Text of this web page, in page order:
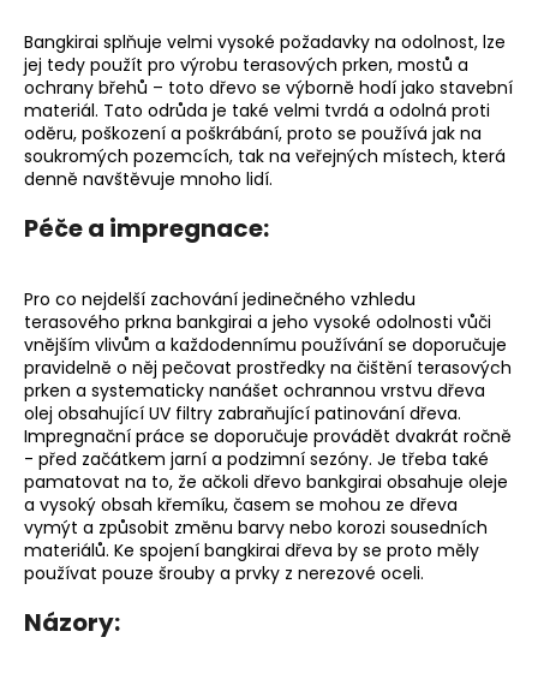
Bangkirai splňuje velmi vysoké požadavky na odolnost, lze
jej tedy použít pro výrobu terasových prken, mostů a
ochrany břehů – toto dřevo se výborně hodí jako stavební
materiál. Tato odrůda je také velmi tvrdá a odolná proti
oděru, poškození a poškrábání, proto se používá jak na
soukromých pozemcích, tak na veřejných místech, která
denně navštěvuje mnoho lidí.
Péče a impregnace:
Pro co nejdelší zachování jedinečného vzhledu
terasového prkna bankgirai a jeho vysoké odolnosti vůči
vnějším vlivům a každodennímu používání se doporučuje
pravidelně o něj pečovat prostředky na čištění terasových
prken a systematicky nanášet ochrannou vrstvu dřeva
olej obsahující UV filtry zabraňující patinování dřeva.
Impregnační práce se doporučuje provádět dvakrát ročně
- před začátkem jarní a podzimní sezóny. Je třeba také
pamatovat na to, že ačkoli dřevo bankgirai obsahuje oleje
a vysoký obsah křemíku, časem se mohou ze dřeva
vymýt a způsobit změnu barvy nebo korozi sousedních
materiálů. Ke spojení bangkirai dřeva by se proto měly
používat pouze šrouby a prvky z nerezové oceli.
Názory: